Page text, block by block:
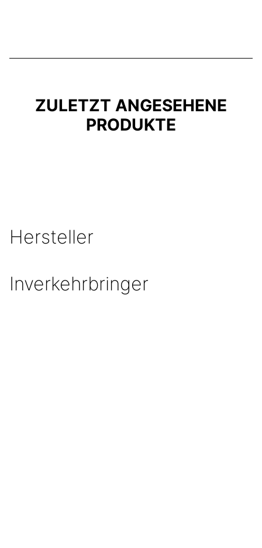
ZULETZT ANGESEHENE
PRODUKTE
Hersteller
Inverkehrbringer